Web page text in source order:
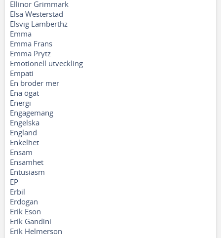
Ellinor Grimmark
Elsa Westerstad
Elsvig Lamberthz
Emma
Emma Frans
Emma Prytz
Emotionell utveckling
Empati
En broder mer
Ena ögat
Energi
Engagemang
Engelska
England
Enkelhet
Ensam
Ensamhet
Entusiasm
EP
Erbil
Erdogan
Erik Eson
Erik Gandini
Erik Helmerson